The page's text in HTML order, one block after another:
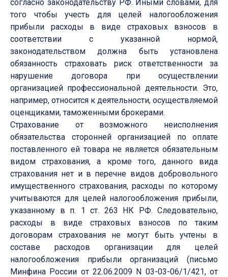
согласно законодательству РФ. Иными словами, для
того чтобы учесть для целей налогообложения
прибыли расходы в виде страховых взносов в
соответствии с указанной нормой,
законодательством должна быть установлена
обязанность страховать риск ответственности за
нарушение договора при осуществлении
организацией профессиональной деятельности. Это,
например, относится к деятельности, осуществляемой
оценщиками, таможенными брокерами.
Страхование от возможного неисполнения
обязательства сторонней организацией по оплате
поставленного ей товара не является обязательным
видом страхования, а кроме того, данного вида
страхования нет и в перечне видов добровольного
имущественного страхования, расходы по которому
учитываются для целей налогообложения прибыли,
указанному в п. 1 ст. 263 НК РФ. Следовательно,
расходы в виде страховых взносов по таким
договорам страхования не могут быть учтены в
составе расходов организации для целей
налогообложения прибыли организаций (письмо
Минфина России от 22.06.2009 N 03-03-06/1/421, от